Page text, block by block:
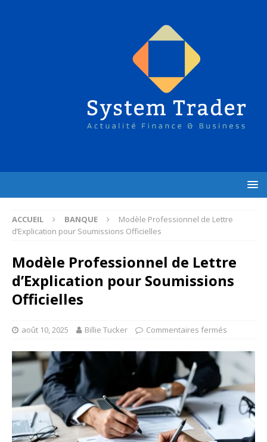
ACCUEIL BANQUE
Modèle Professionnel de Lettre
d’Explication pour Soumissions Officielles
Modèle Professionnel de Lettre
d’Explication pour Soumissions
Officielles
août 10, 2025 Billie Tucker Commentaires fermés